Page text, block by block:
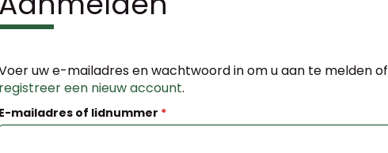
uw e-mailadres en wachtwoord in om u aan te melden of
registreer een nieuw account.
E-mailadres of lidnummer